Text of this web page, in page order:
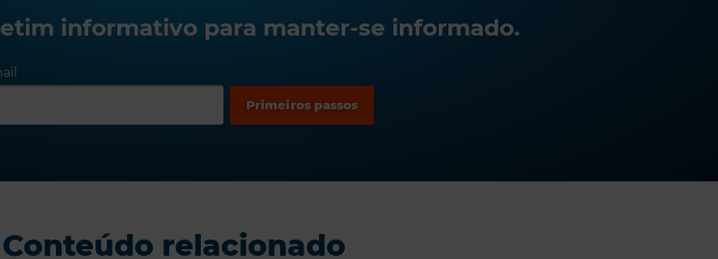
informativo para manter-se informado.
Conteúdo relacionado